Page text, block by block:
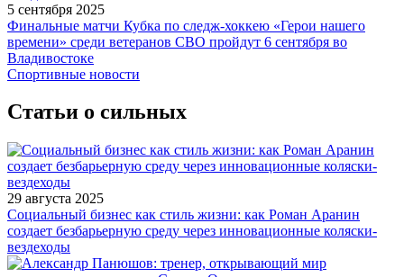
5 сентября 2025
Финальные матчи Кубка по следж-хоккею «Герои нашего
времени» среди ветеранов СВО пройдут 6 сентября во
Владивостоке
Спортивные новости
Статьи о сильных
29 августа 2025
Социальный бизнес как стиль жизни: как Роман Аранин
создает безбарьерную среду через инновационные коляски-
вездеходы